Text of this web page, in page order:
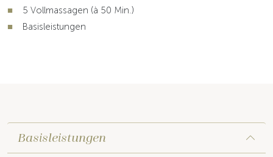
5 Vollmassagen (à 50 Min.)
Basisleistungen
Basisleistungen